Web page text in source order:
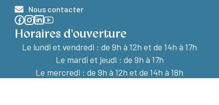
Nous contacter
Horaires d'ouverture
Le lundi et vendredi : de 9h à 12h et de 14h à 17h
Le mardi et jeudi : de 9h à 17h
Le mercredi : de 9h à 12h et de 14h à 18h